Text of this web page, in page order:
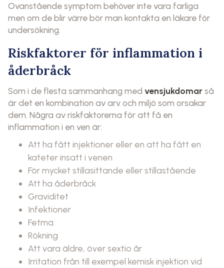
Ovanstående symptom behöver inte vara farliga
men om de blir värre bör man kontakta en läkare för
undersökning.
Riskfaktorer för inflammation i
åderbråck
Som i de flesta sammanhang med vensjukdomarså
är det en kombination av arv och miljö som orsakar
dem. Några av riskfaktorerna för att få en
inflammation i en ven är:
Att ha fått injektioner eller en att ha fått en
kateter insatt i venen
För mycket stillasittande eller stillastående
Att ha åderbråck
Graviditet
Infektioner
Fetma
Rökning
Att vara äldre, över sextio år
Irritation från till exempel kemisk injektion vid